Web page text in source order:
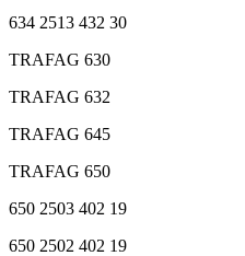
634 2513 432 30
TRAFAG 630
TRAFAG 632
TRAFAG 645
TRAFAG 650
650 2503 402 19
650 2502 402 19